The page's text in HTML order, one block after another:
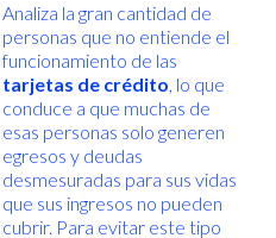
Analiza la gran cantidad de
personas que no entiende el
funcionamiento de las
tarjetas de crédito, lo que
conduce a que muchas de
esas personas solo generen
egresos y deudas
desmesuradas para sus vidas
que sus ingresos no pueden
cubrir. Para evitar este tipo